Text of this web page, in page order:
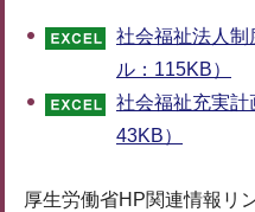
社会福祉法人制
ル：115KB）
社会福祉充実計
43KB）
厚生労働省HP関連情報リ